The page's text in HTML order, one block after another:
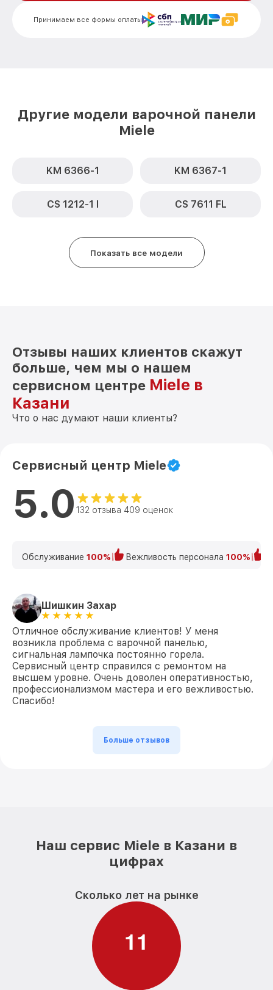
от 1900₽
Принимаем все формы оплаты
Другие модели варочной панели
Miele
KM 6366-1 KM 6367-1
CS 1212-1 I CS 7611 FL
Показать все модели
Отзывы наших клиентов скажут
больше, чем мы о нашем
сервисном центре Miele в
Казани
Что о нас думают наши клиенты?
Сервисный центр Miele
5.0 132 отзыва 409 оценок
Обслуживание 100% Вежливость персонала 100%
Шишкин Захар
Отличное обслуживание клиентов! У меня
возникла проблема с варочной панелью,
сигнальная лампочка постоянно горела.
Сервисный центр справился с ремонтом на
высшем уровне. Очень доволен оперативностью,
профессионализмом мастера и его вежливостью.
Спасибо!
Больше отзывов
Наш сервис Miele в Казани в
цифрах
Сколько лет на рынке
11